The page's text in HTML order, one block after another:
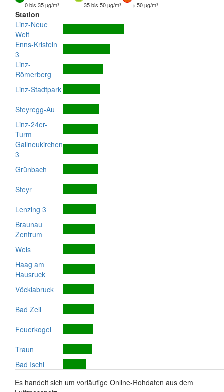
0 bis 35 µg/m³
35 bis 50 µg/m³ > 50 µg/m³
Station
Linz-Neue
Welt
Enns-Kristein
3
Linz-
Römerberg
Linz-Stadtpark
Steyregg-Au
Linz-24er-
Turm
Gallneukirchen
3
Grünbach
Steyr
Lenzing 3
Braunau
Zentrum
Wels
Haag am
Hausruck
Vöcklabruck
Bad Zell
Feuerkogel
Traun
Bad Ischl
Es handelt sich um vorläufige Online-Rohdaten aus dem